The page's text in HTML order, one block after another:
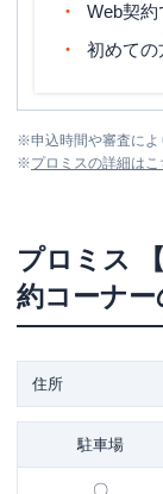
Web契
初めて
※申込時間や審査によ
※プロミスの詳細はこ
プロミス
約コーナー
住所
駐車場
〇